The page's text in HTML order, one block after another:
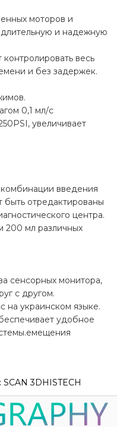
моторов и
и надежную
весь
и без задержек.
0,1 мл/с
увеличивает
введения
быть отредактированы
центра.
200 мл различных
сенсорных монитора,
с другом.
на украинском языке.
удобное
3DHISTECH